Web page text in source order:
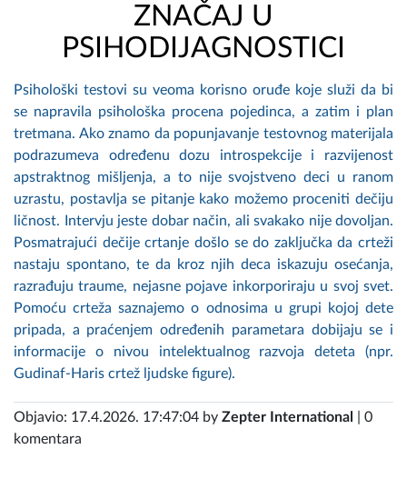
ZNAČAJ U
PSIHODIJAGNOSTICI
Psihološki testovi su veoma korisno oruđe koje služi da bi
se napravila psihološka procena pojedinca, a zatim i plan
tretmana. Ako znamo da popunjavanje testovnog materijala
podrazumeva određenu dozu introspekcije i razvijenost
apstraktnog mišljenja, a to nije svojstveno deci u ranom
uzrastu, postavlja se pitanje kako možemo proceniti dečiju
ličnost. Intervju jeste dobar način, ali svakako nije dovoljan.
Posmatrajući dečije crtanje došlo se do zaključka da crteži
nastaju spontano, te da kroz njih deca iskazuju osećanja,
razrađuju traume, nejasne pojave inkorporiraju u svoj svet.
Pomoću crteža saznajemo o odnosima u grupi kojoj dete
pripada, a praćenjem određenih parametara dobijaju se i
informacije o nivou intelektualnog razvoja deteta (npr.
Gudinaf-Haris crtež ljudske figure).
Objavio: 17.4.2026. 17:47:04 by Zepter International
| 0
komentara